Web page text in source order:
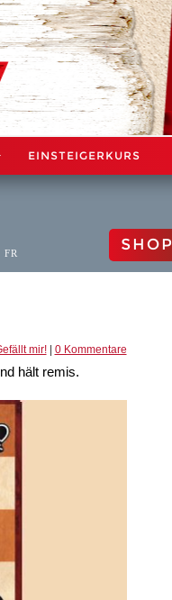
EINSTEIGERKURS
FR SHOP
mir!| 0 Kommentare
hält remis.